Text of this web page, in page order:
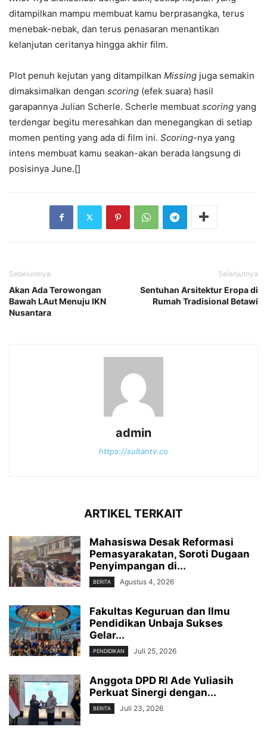
ditampilkan mampu membuat kamu berprasangka, terus
menebak-nebak, dan terus penasaran menantikan
kelanjutan ceritanya hingga akhir film.
Plot penuh kejutan yang ditampilkan Missing juga semakin
dimaksimalkan dengan scoring (efek suara) hasil
garapannya Julian Scherle. Scherle membuat scoring yang
terdengar begitu meresahkan dan menegangkan di setiap
momen penting yang ada di film ini. Scoring-nya yang
intens membuat kamu seakan-akan berada langsung di
posisinya June.[]
Sebelumnya
Akan Ada Terowongan
Bawah LAut Menuju IKN
Nusantara
Selanjutnya
Sentuhan Arsitektur Eropa di
Rumah Tradisional Betawi
admin
https://sultantv.co
ARTIKEL TERKAIT
Mahasiswa Desak Reformasi
Pemasyarakatan, Soroti Dugaan
Penyimpangan di...
BERITA Agustus 4, 2026
Fakultas Keguruan dan Ilmu
Pendidikan Unbaja Sukses
Gelar...
PENDIDIKAN Juli 25, 2026
Anggota DPD RI Ade Yuliasih
Perkuat Sinergi dengan...
BERITA Juli 23, 2026